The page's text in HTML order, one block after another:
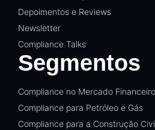
Depoimentos e Reviews
Newsletter
Compliance Talks
Segmentos
Compliance no Mercado Financeiro
Compliance para Petróleo e Gás
Compliance para a Construção